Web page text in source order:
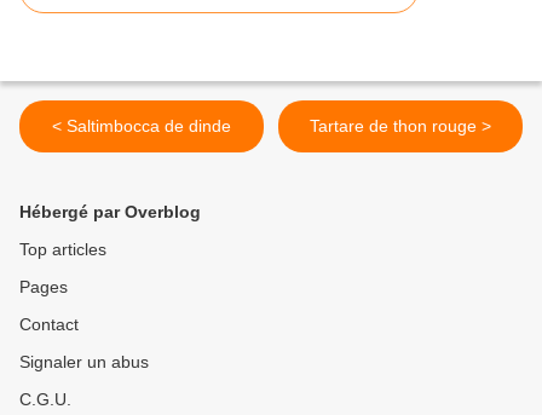
< Saltimbocca de dinde Tartare de thon rouge >
Hébergé par Overblog
Top articles
Pages
Contact
Signaler un abus
C.G.U.